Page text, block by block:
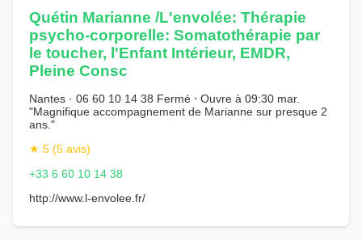
Quétin Marianne /L'envolée: Thérapie
psycho-corporelle: Somatothérapie par
le toucher, l'Enfant Intérieur, EMDR,
Pleine Consc
Nantes · 06 60 10 14 38 Fermé ⋅ Ouvre à 09:30 mar.
"Magnifique accompagnement de Marianne sur presque 2
ans."
★ 5 (5 avis)
+33 6 60 10 14 38
http://www.l-envolee.fr/